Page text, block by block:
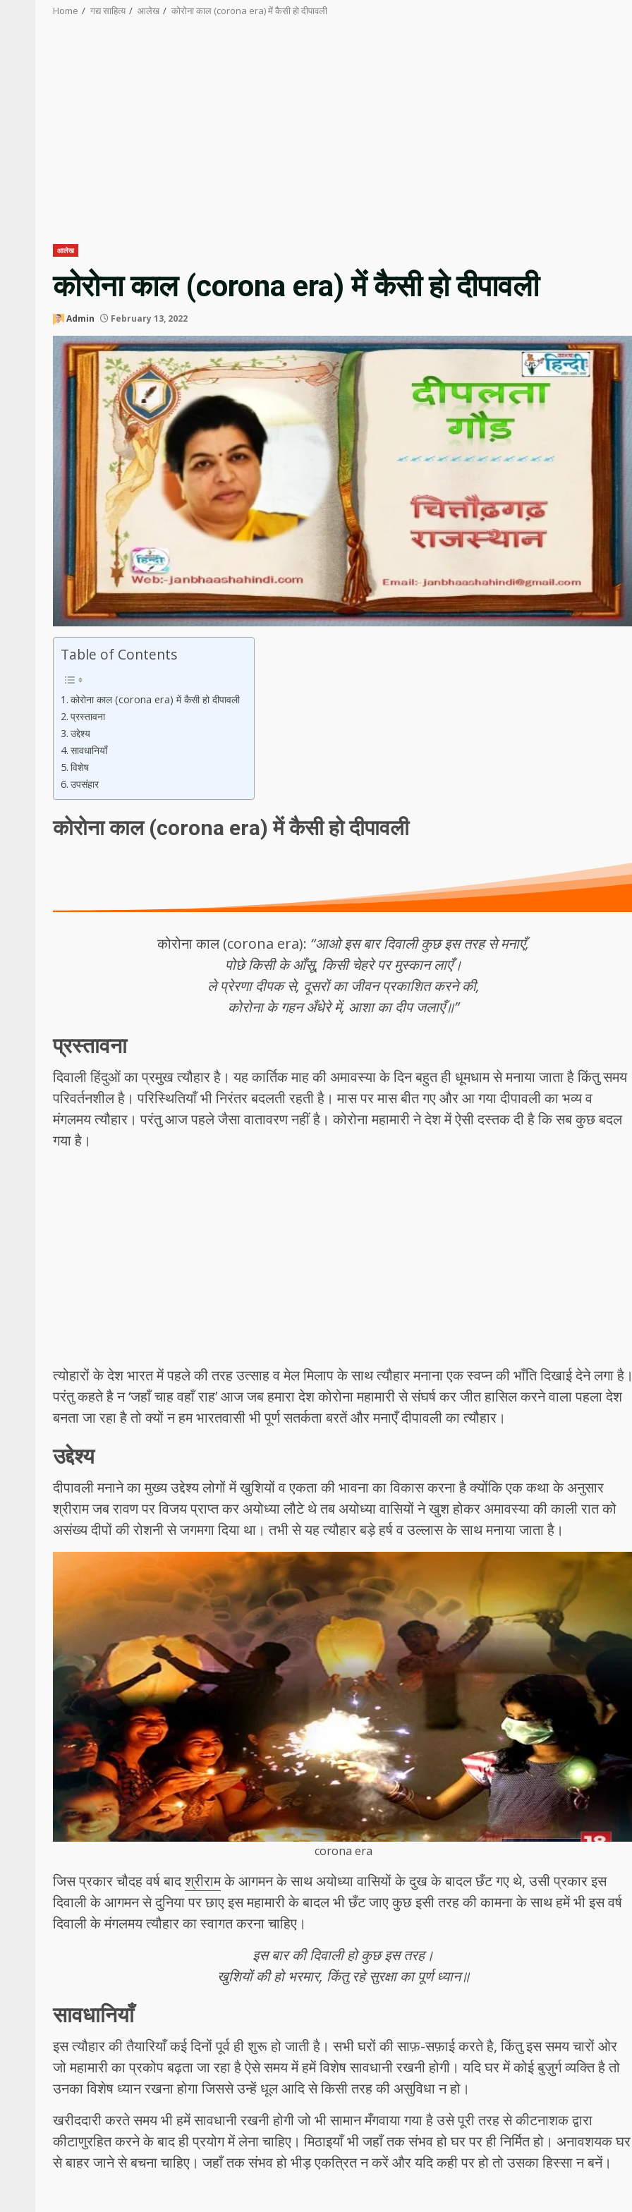
Home गद्य साहित्य आलेख कोरोना काल (corona era) में कैसी हो दीपावली
आलेख
कोरोना काल (corona era) में कैसी हो दीपावली
Admin February 13, 2022
Table of Contents
कोरोना काल (corona era) में कैसी हो दीपावली
प्रस्तावना
उद्देश्य
सावधानियाँ
विशेष
उपसंहार
कोरोना काल (corona era) में कैसी हो दीपावली
कोरोना काल (corona era): “आओ इस बार दिवाली कुछ इस तरह से मनाएँ,
पोछे किसी के आँसू, किसी चेहरे पर मुस्कान लाएँ।
ले प्रेरणा दीपक से, दूसरों का जीवन प्रकाशित करने की,
कोरोना के गहन अँधेरे में, आशा का दीप जलाएँ॥”
प्रस्तावना
दिवाली हिंदुओं का प्रमुख त्यौहार है। यह कार्तिक माह की अमावस्या के दिन बहुत ही धूमधाम से मनाया जाता है किंतु समय
परिवर्तनशील है। परिस्थितियाँ भी निरंतर बदलती रहती है। मास पर मास बीत गए और आ गया दीपावली का भव्य व
मंगलमय त्यौहार। परंतु आज पहले जैसा वातावरण नहीं है। कोरोना महामारी ने देश में ऐसी दस्तक दी है कि सब कुछ बदल
गया है।
त्योहारों के देश भारत में पहले की तरह उत्साह व मेल मिलाप के साथ त्यौहार मनाना एक स्वप्न की भाँति दिखाई देने लगा
परंतु कहते है न ‘जहाँ चाह वहाँ राह’ आज जब हमारा देश कोरोना महामारी से संघर्ष कर जीत हासिल करने वाला पहला देश
बनता जा रहा है तो क्यों न हम भारतवासी भी पूर्ण सतर्कता बरतें और मनाएँ दीपावली का त्यौहार।
उद्देश्य
दीपावली मनाने का मुख्य उद्देश्य लोगों में खुशियों व एकता की भावना का विकास करना है क्योंकि एक कथा के अनुसार
श्रीराम जब रावण पर विजय प्राप्त कर अयोध्या लौटे थे तब अयोध्या वासियों ने खुश होकर अमावस्या की काली रात को
असंख्य दीपों की रोशनी से जगमगा दिया था। तभी से यह त्यौहार बड़े हर्ष व उल्लास के साथ मनाया जाता है।
corona era
जिस प्रकार चौदह वर्ष बादश्रीरामके आगमन के साथ अयोध्या वासियों के दुख के बादल छँट गए थे, उसी प्रकार इस
दिवाली के आगमन से दुनिया पर छाए इस महामारी के बादल भी छँट जाए कुछ इसी तरह की कामना के साथ हमें भी इस वर्ष
दिवाली के मंगलमय त्यौहार का स्वागत करना चाहिए।
इस बार की दिवाली हो कुछ इस तरह।
खुशियों की हो भरमार, किंतु रहे सुरक्षा का पूर्ण ध्यान॥
सावधानियाँ
इस त्यौहार की तैयारियाँ कई दिनों पूर्व ही शुरू हो जाती है। सभी घरों की साफ़-सफ़ाई करते है, किंतु इस समय चारों ओर
जो महामारी का प्रकोप बढ़ता जा रहा है ऐसे समय में हमें विशेष सावधानी रखनी होगी। यदि घर में कोई बुज़ुर्ग व्यक्ति है तो
उनका विशेष ध्यान रखना होगा जिससे उन्हें धूल आदि से किसी तरह की असुविधा न हो।
खरीददारी करते समय भी हमें सावधानी रखनी होगी जो भी सामान मँगवाया गया है उसे पूरी तरह से कीटनाशक द्वारा
कीटाणुरहित करने के बाद ही प्रयोग में लेना चाहिए। मिठाइयाँ भी जहाँ तक संभव हो घर पर ही निर्मित हो। अनावशयक घर
से बाहर जाने से बचना चाहिए। जहाँ तक संभव हो भीड़ एकत्रित न करें और यदि कही पर हो तो उसका हिस्सा न बनें।